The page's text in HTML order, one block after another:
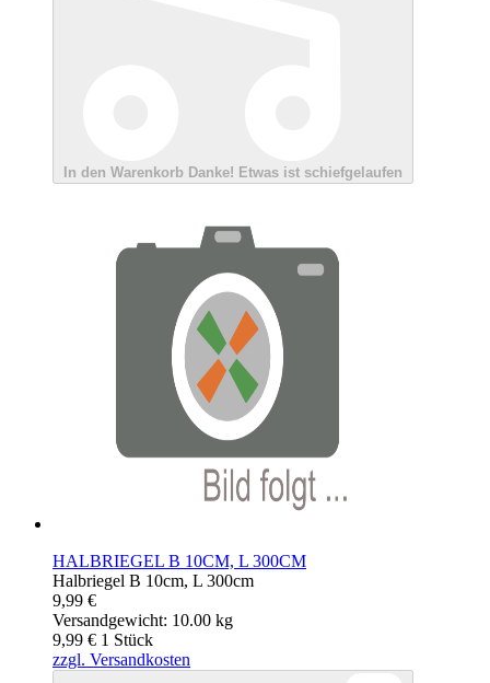
In den Warenkorb Danke! Etwas ist schiefgelaufen
HALBRIEGEL B 10CM, L 300CM
Halbriegel B 10cm, L 300cm
9,99 €
Versandgewicht: 10.00 kg
9,99 € 1 Stück
zzgl. Versandkosten